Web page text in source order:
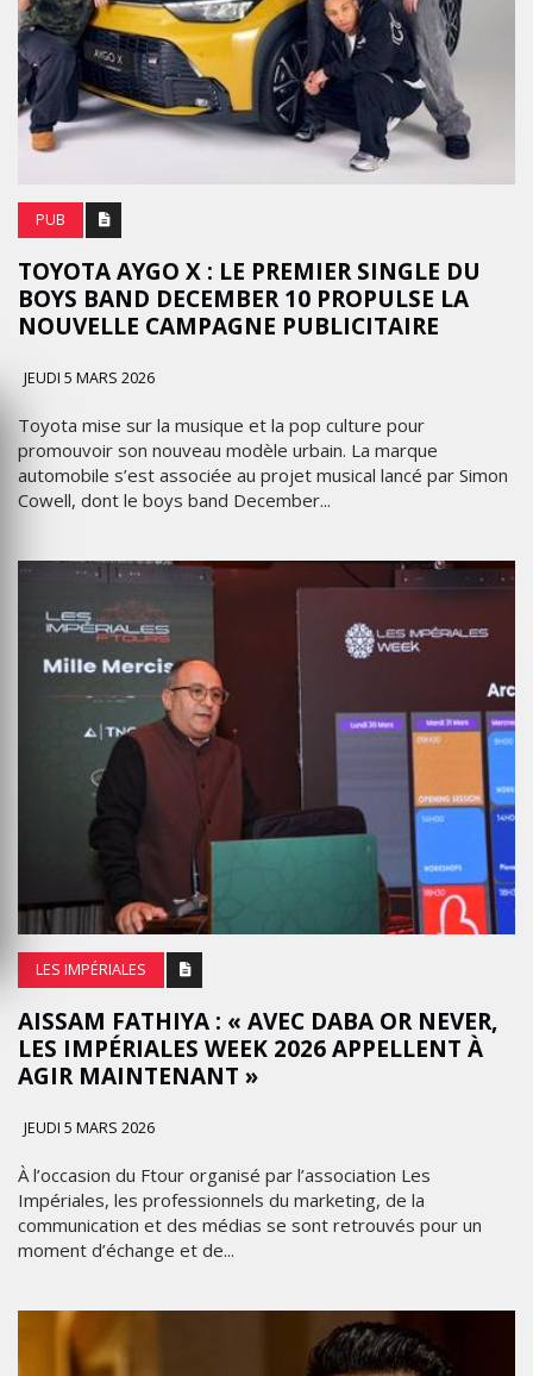
PUB
TOYOTA AYGO X : LE PREMIER SINGLE DU
BOYS BAND DECEMBER 10 PROPULSE LA
NOUVELLE CAMPAGNE PUBLICITAIRE
JEUDI 5 MARS 2026
Toyota mise sur la musique et la pop culture pour
promouvoir son nouveau modèle urbain. La marque
automobile s’est associée au projet musical lancé par Simon
Cowell, dont le boys band December...
LES IMPÉRIALES
AISSAM FATHIYA : « AVEC DABA OR NEVER,
LES IMPÉRIALES WEEK 2026 APPELLENT À
AGIR MAINTENANT »
JEUDI 5 MARS 2026
À l’occasion du Ftour organisé par l’association Les
Impériales, les professionnels du marketing, de la
communication et des médias se sont retrouvés pour un
moment d’échange et de...